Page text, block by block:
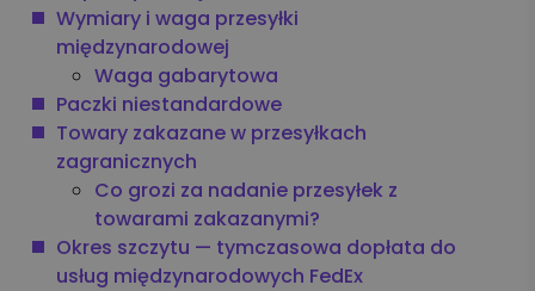
Palety krajowe i międzynarodowe
Apaczka PRO
Regulaminy i Cenniki
Wymiary i waga przesyłki
międzynarodowej
Waga gabarytowa
Paczki niestandardowe
Towary zakazane w przesyłkach
zagranicznych
Co grozi za nadanie przesyłek z
towarami zakazanymi?
Okres szczytu — tymczasowa dopłata do
usług międzynarodowych FedEx